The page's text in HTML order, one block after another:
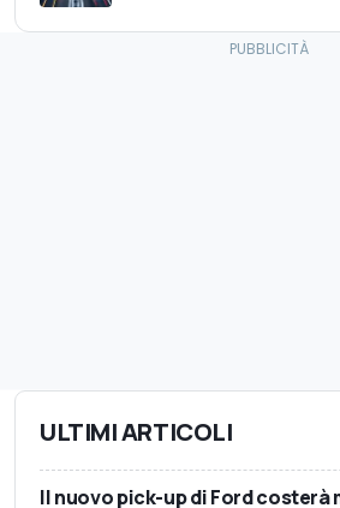
ULTIMI ARTICOLI
Il nuovo pick-up di Ford costerà